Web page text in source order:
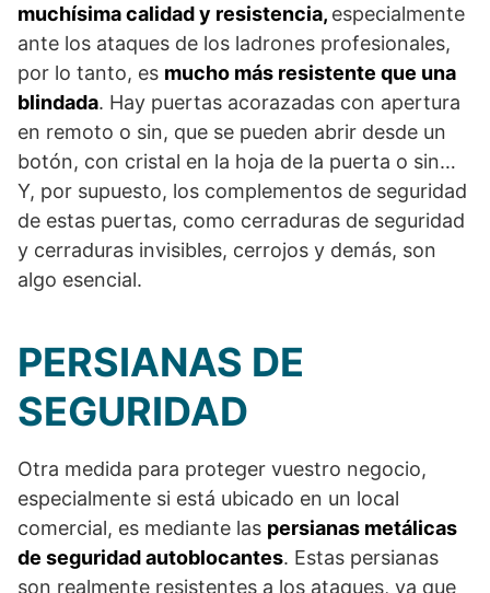
muchísima calidad y resistencia, especialmente
ante los ataques de los ladrones profesionales,
por lo tanto, es mucho más resistente que una
blindada. Hay puertas acorazadas con apertura
en remoto o sin, que se pueden abrir desde un
botón, con cristal en la hoja de la puerta o sin…
Y, por supuesto, los complementos de seguridad
de estas puertas, como cerraduras de seguridad
y cerraduras invisibles, cerrojos y demás, son
algo esencial.
PERSIANAS DE
SEGURIDAD
Otra medida para proteger vuestro negocio,
especialmente si está ubicado en un local
comercial, es mediante las persianas metálicas
de seguridad autoblocantes. Estas persianas
son realmente resistentes a los ataques, ya que